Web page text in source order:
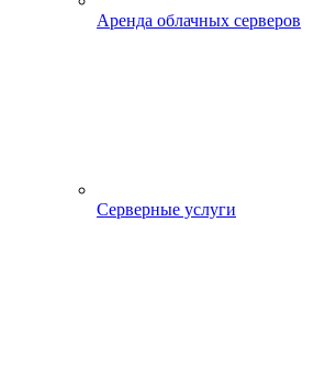
Аренда облачных серверов
Серверные услуги